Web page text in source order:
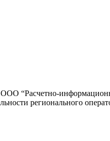
ООО “Расчетно-
регионального